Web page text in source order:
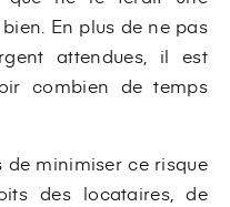
En plus de ne pas
attendues, il est
combien de temps
de minimiser ce risque
des locataires, de